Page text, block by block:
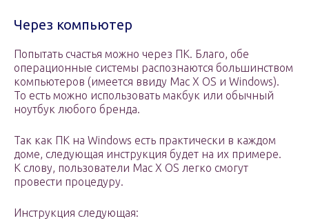
Через компьютер
Попытать счастья можно через ПК. Благо, обе
операционные системы распознаются большинством
компьютеров (имеется ввиду Mac X OS и Windows).
То есть можно использовать макбук или обычный
ноутбук любого бренда.
Так как ПК на Windows есть практически в каждом
доме, следующая инструкция будет на их примере.
К слову, пользователи Mac X OS легко смогут
провести процедуру.
Инструкция следующая: